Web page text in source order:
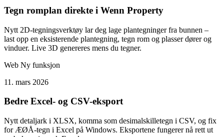
Tegn romplan direkte i Wenn Property
Nytt 2D-tegningsverktøy lar deg lage plantegninger fra bunnen –
last opp en eksisterende plantegning, tegn rom og plasser dører og
vinduer. Live 3D genereres mens du tegner.
Web Ny funksjon
11. mars 2026
Bedre Excel- og CSV-eksport
Nytt detaljark i XLSX, komma som desimalskilletegn i CSV, og fix
for ÆØÅ-tegn i Excel på Windows. Eksportene fungerer nå rett ut